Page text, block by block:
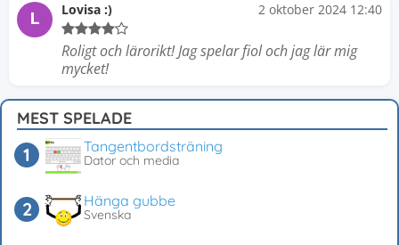
L Lovisa :) 2 oktober 2024 12:40
Roligt och lärorikt! Jag spelar fiol och jag lär mig
mycket!
MEST SPELADE
Tangentbordsträning
Dator och media
Hänga gubbe
Svenska